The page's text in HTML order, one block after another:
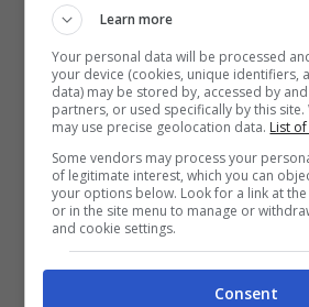
pause, sta parlando
fosse una voce registrata
Recupera e ripete frasi o
narrativi se lo ritiene
voler ribadire e mettere il
avvenimenti. Mette
emozioni.
La scelta stilistica
Learn more
Your personal data will be processed
your device (cookies, unique identifiers,
data) may be stored by, accessed by
partners, or used specifically by this
may use precise geolocation data. List
Some vendors may process your
of legitimate interest, which you can
your options below. Look for a link at
or in the site menu to manage or
and cookie settings.
Consent